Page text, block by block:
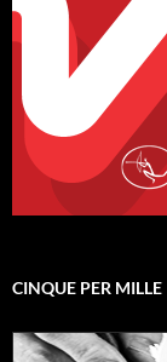
CINQUE PER MILLE